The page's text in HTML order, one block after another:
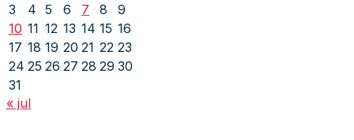
3
4 5 6 7 8
9
10 11 12 13 14 15 16
17 18 19 20 21 22 23
24 25 26 27 28 29 30
31
« jul